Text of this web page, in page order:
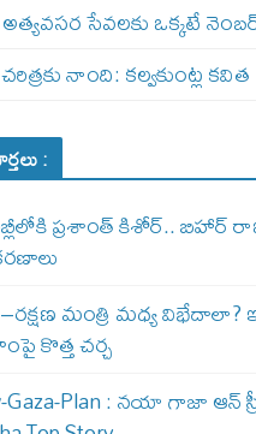
సేవలకు ఒక్క‌టే
నాంది: క‌ల్వ‌కుంట్ల కవిత
:
ప్రశాంత్ కిశోర్.. బిహార్
మంత్రి మధ్య విభేదాలా?
కొత్త చర్చ
Gaza-Plan : న‌యా గాజా ఆన్